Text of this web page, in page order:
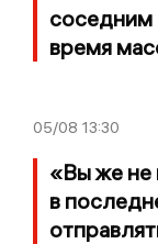
соседним
время
05/08 13:30
«Вы же не
в